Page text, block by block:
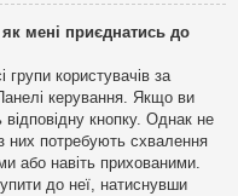
як мені приєднатись до
користувачів за
керування. Якщо ви
кнопку. Однак не
них потребують схвалення
або навіть прихованими.
до неї, натиснувши